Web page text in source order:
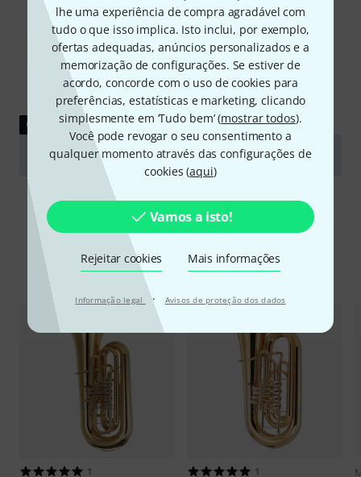
lhe uma experiência de compra agradável com
tudo o que isso implica. Isto inclui, por exemplo,
ofertas adequadas, anúncios personalizados e a
memorização de configurações. Se estiver de
acordo, concorde com o uso de cookies para
preferências, estatísticas e marketing, clicando
simplesmente em ‘Tudo bem’ (mostrar todos).
Você pode revogar o seu consentimento a
qualquer momento através das configurações de
cookies (aqui)
Vamos a isto!
Rejeitar cookies Mais informações
Informação legal · Avisos de proteção dos dados
GUIA
Tubas
Comparar opções
1 1